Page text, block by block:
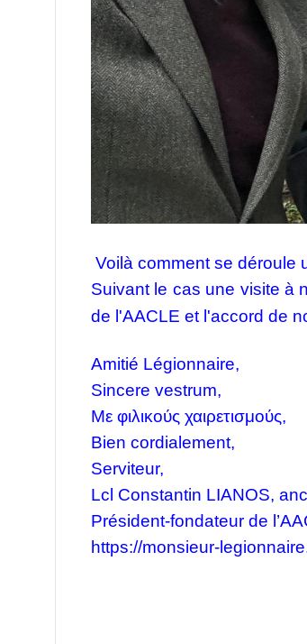
Voilà comment se déroule
Suivant le cas une visite à
de l'AACLE et l'accord de
Amitié Légionnaire,
Sincere vestrum,
Με φιλικούς χαιρετισμούς,
Bien cordialement,
Serviteur,
Lcl Constantin LIANOS,
Président-fondateur de
https://monsieur-